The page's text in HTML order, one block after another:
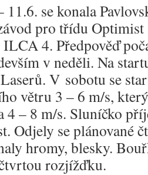
se konala
pro třídu
4. Předpověď
v neděli. Na
V sobotu se
větru 3 – 6 m/s,
– 8 m/s. Sluníčko
Odjely se plánované
hromy, blesky.
rozjížďku.